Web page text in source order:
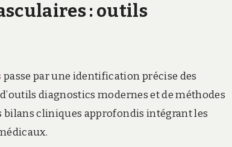
: outils
passe par une identification précise des
diagnostics modernes et de méthodes
bilans cliniques approfondis intégrant les